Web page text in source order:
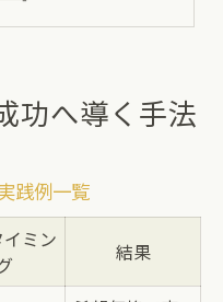
知っておきたいコツ
略とは
土地売却の秘訣
を落とさない工夫
ポイント
つための対策
功へ導く手法
践例一覧
ミン
結果